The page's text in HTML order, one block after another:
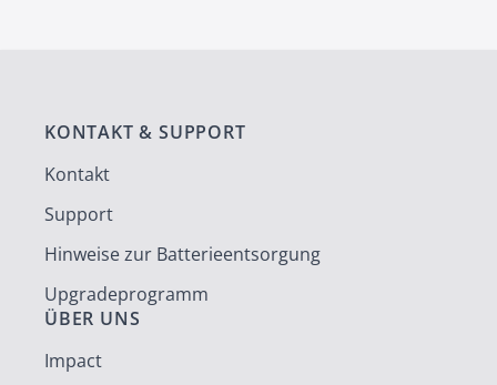
KONTAKT & SUPPORT
Kontakt
Support
Hinweise zur Batterieentsorgung
Upgradeprogramm
ÜBER UNS
Impact